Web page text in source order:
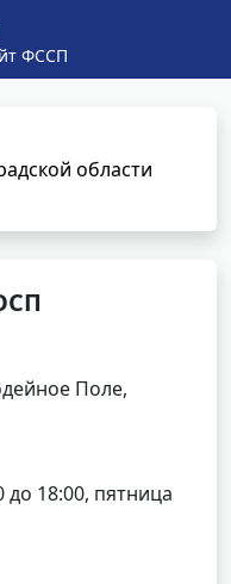
ФССП
области
Поле,
до 18:00, пятница